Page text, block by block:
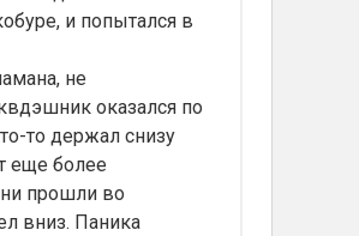
и попытался в
не
оказался по
то держал снизу
еще более
прошли во
вниз. Паника